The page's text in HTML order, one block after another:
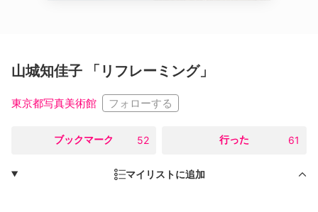
山城知佳子 「リフレーミング」
東京都写真美術館 フォローする
ブックマーク 52 行った 61
マイリストに追加